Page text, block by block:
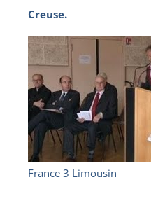
Creuse.
France 3 Limousin